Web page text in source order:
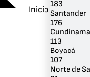
Inicio
183
Santander
176
113
Boyacá
107
Norte de